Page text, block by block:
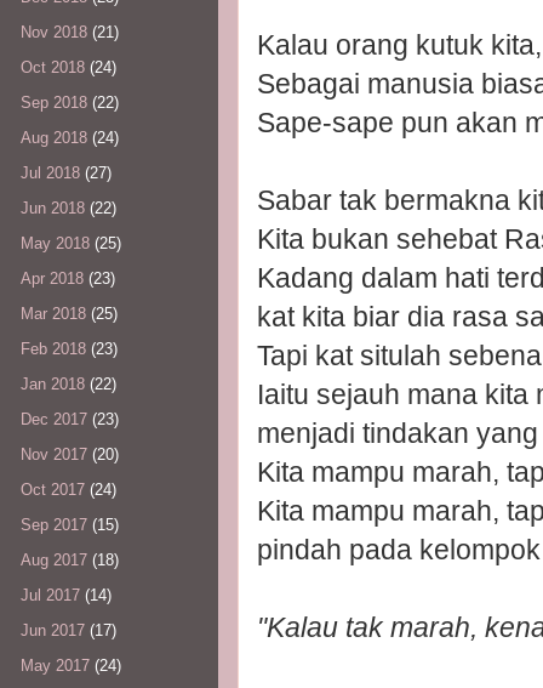
Kalau orang kutuk
Sebagai manusia
Sape-sape pun akan
Sabar tak bermakna
Kita bukan sehebat
Kadang dalam hati
kat kita biar dia rasa
Tapi kat situlah
Iaitu sejauh mana kita
menjadi tindakan
Kita mampu marah,
Kita mampu marah,
pindah pada
"Kalau tak marah,
Nov 2018 (21)
Oct 2018 (24)
Sep 2018 (22)
Aug 2018 (24)
Jul 2018 (27)
Jun 2018 (22)
May 2018 (25)
Apr 2018 (23)
Mar 2018 (25)
Feb 2018 (23)
Jan 2018 (22)
Dec 2017 (23)
Nov 2017 (20)
Oct 2017 (24)
Sep 2017 (15)
Aug 2017 (18)
Jul 2017 (14)
Jun 2017 (17)
May 2017 (24)